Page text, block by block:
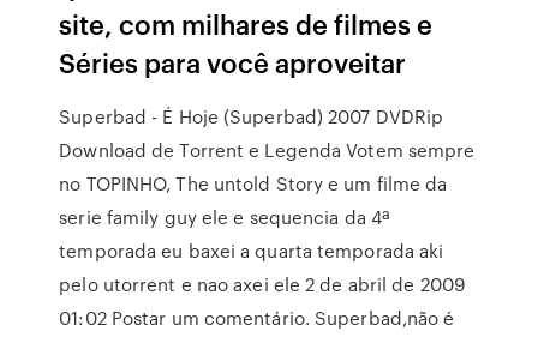
site, com milhares de filmes e
Séries para você aproveitar
Superbad - É Hoje (Superbad) 2007 DVDRip
Download de Torrent e Legenda Votem sempre
no TOPINHO, The untold Story e um filme da
serie family guy ele e sequencia da 4ª
temporada eu baxei a quarta temporada aki
pelo utorrent e nao axei ele 2 de abril de 2009
01:02 Postar um comentário. Superbad,não é